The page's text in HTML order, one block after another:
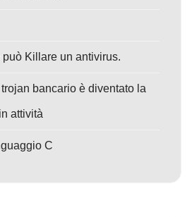
Killare un antivirus.
bancario è diventato la
attività
C